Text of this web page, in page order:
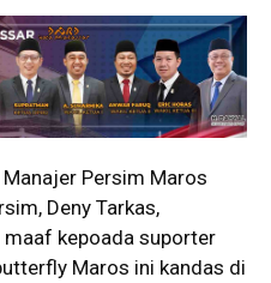
Manajer Persim Maros
Deny Tarkas,
kepoada suporter
Maros ini kandas di